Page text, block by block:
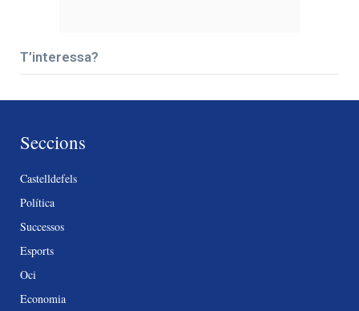
T’interessa?
Seccions
Castelldefels
Política
Successos
Esports
Oci
Economia